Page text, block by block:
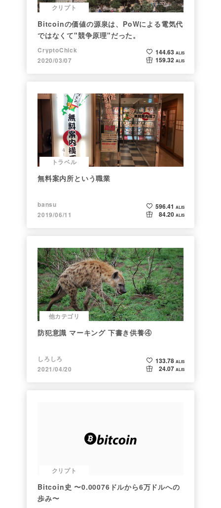
クリプト
Bitcoinの価値の源泉は、PoWによる電気代
ではなくて"競争原理"だった。
CryptoChick
2020/03/07
144.63 ALIS
159.32 ALIS
トラベル
無料案内所という職業
bansu
2019/06/11
596.41 ALIS
84.20 ALIS
他カテゴリ
防犯意識 マーキング 下書き供養④
しろしろ
2021/04/20
133.78 ALIS
24.07 ALIS
クリプト
Bitcoin史 〜0.00076ドルから6万ドルへの
歩み〜